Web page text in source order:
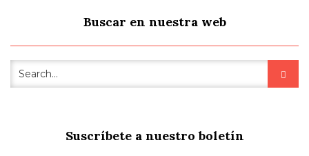
Buscar en nuestra web
Suscríbete a nuestro boletín